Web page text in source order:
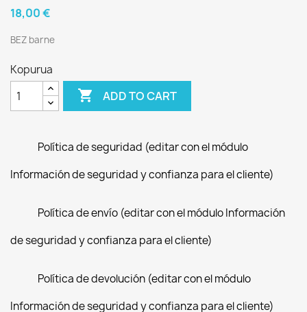
18,00 €
BEZ barne
Kopurua
 ADD TO CART
Política de seguridad (editar con el módulo
Información de seguridad y confianza para el cliente)
Política de envío (editar con el módulo Información
de seguridad y confianza para el cliente)
Política de devolución (editar con el módulo
Información de seguridad y confianza para el cliente)